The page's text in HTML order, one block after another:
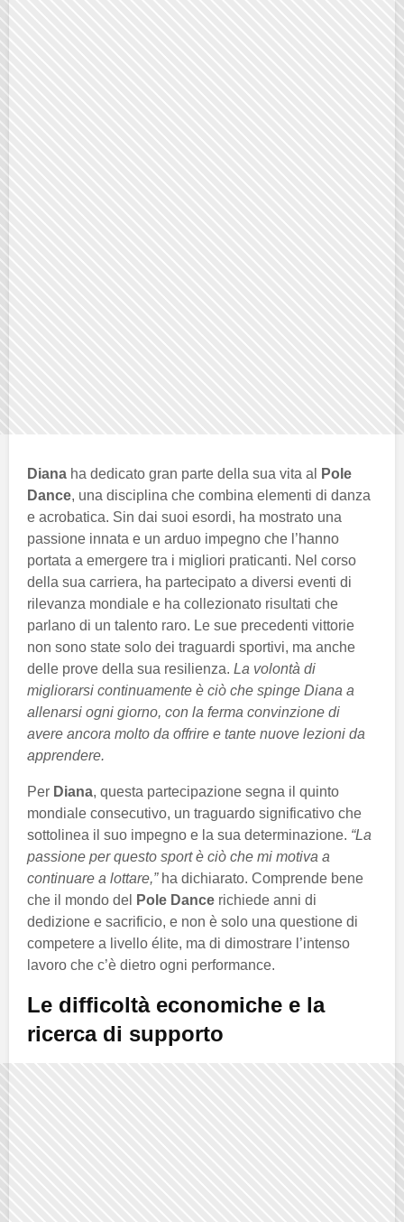
Diana ha dedicato gran parte della sua vita al
Pole
Dance, una disciplina che combina elementi di danza
e acrobatica. Sin dai suoi esordi, ha mostrato una
passione innata e un arduo impegno che l’hanno
portata a emergere tra i migliori praticanti. Nel corso
della sua carriera, ha partecipato a diversi eventi di
rilevanza mondiale e ha collezionato risultati che
parlano di un talento raro. Le sue precedenti vittorie
non sono state solo dei traguardi sportivi, ma anche
delle prove della sua resilienza. La volontà di
migliorarsi continuamente è ciò che spinge Diana a
allenarsi ogni giorno, con la ferma convinzione di
avere ancora molto da offrire e tante nuove lezioni da
apprendere.
Per Diana, questa partecipazione segna il quinto
mondiale consecutivo, un traguardo significativo che
sottolinea il suo impegno e la sua determinazione. “La
passione per questo sport è ciò che mi motiva a
continuare a lottare,”ha dichiarato. Comprende bene
che il mondo del
Pole Dance richiede anni di
dedizione e sacrificio, e non è solo una questione di
competere a livello élite, ma di dimostrare l’intenso
lavoro che c’è dietro ogni performance.
Le difficoltà economiche e la
ricerca di supporto